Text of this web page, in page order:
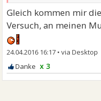
Gleich kommen mir
Versuch, an meinen
24.04.2016 16:17 •
x 3